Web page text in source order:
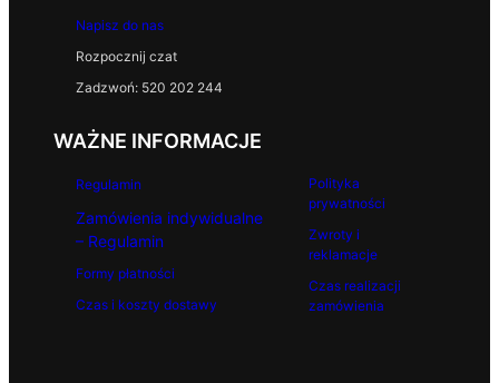
Napisz do nas
Rozpocznij czat
Zadzwoń: 520 202 244
WAŻNE INFORMACJE
Regulamin
Zamówienia indywidualne
– Regulamin
Formy płatności
Czas i koszty dostawy
Polityka
prywatności
Zwroty i
reklamacje
Czas realizacji
zamówienia